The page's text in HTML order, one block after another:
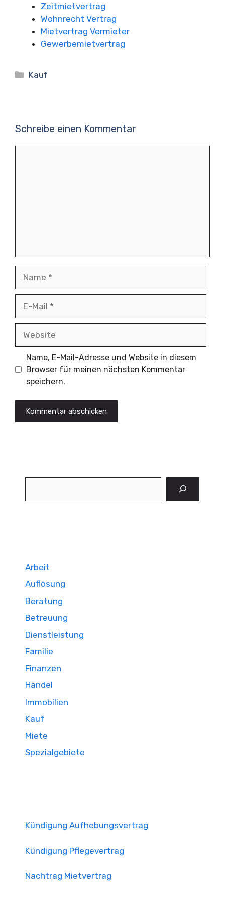
Zeitmietvertrag
Wohnrecht Vertrag
Mietvertrag Vermieter
Gewerbemietvertrag
Kategorien
Kauf
Schreibe einen Kommentar
Mail
Name, E-Mail-Adresse und Website in diesem
Browser für meinen nächsten Kommentar
speichern.
Arbeit
Auflösung
Beratung
Betreuung
Dienstleistung
Familie
Finanzen
Handel
Immobilien
Kauf
Miete
Spezialgebiete
Kündigung Aufhebungsvertrag
Kündigung Pflegevertrag
Nachtrag Mietvertrag